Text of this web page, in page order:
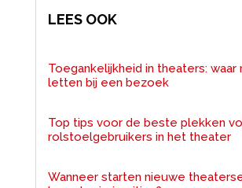
LEES OOK
Toegankelijkheid in theaters:
letten bij een bezoek
Top tips voor de beste plekken
rolstoelgebruikers in het theater
Wanneer starten nieuwe